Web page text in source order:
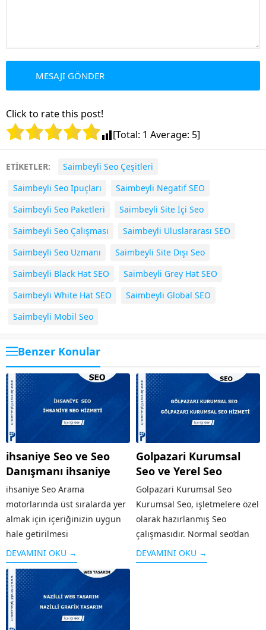
Click to rate this post!
[Total: 1 Average: 5]
ETİKETLER:
Saimbeyli Seo Çeşitleri
Saimbeyli Seo Ipuçları
Saimbeyli Negatif SEO
Saimbeyli Seo Paketleri
Saimbeyli Site İçi Seo
Saimbeyli Seo Çalışması
Saimbeyli Uluslararası SEO
Saimbeyli Seo Uzmanı
Saimbeyli Site Dışı Seo
Saimbeyli Black Hat SEO
Saimbeyli Grey Hat SEO
Saimbeyli White Hat SEO
Saimbeyli Global SEO
Saimbeyli Mobil Seo
Benzer Konular
ihsaniye Seo ve Seo
Danışmanı ihsaniye
ihsaniye Seo Arama
motorlarında üst sıralarda yer
almak için içeriğinizin uygun
hale getirilmesi
çalışması SEO olarak
adlandırılır. Arama
motorlarının sitenizi iyi bir
şekilde taraması ve aranılan
konuya kullanıcılar tarafından
çabuk ulaşması için ihsaniye
DEVAMINI OKU →
Golpazari Kurumsal
Seo ve Yerel Seo
Golpazari Kurumsal Seo
Kurumsal Seo, işletmelere özel
olarak hazırlanmış Seo
çalışmasıdır. Normal seo’dan
farklı olarak işletmenin geniş
kesimlere ulaşması, firma
DEVAMINI OKU →